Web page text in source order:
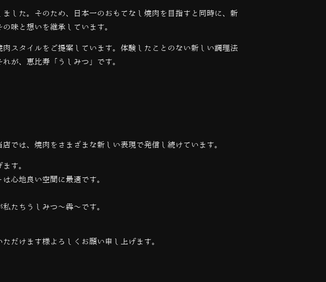
した。そのため、日本一のおもてなし焼肉を目指すと同時に、新
味と想いを継承しています。
スタイルをご提案しています。体験したことのない新しい調理法
が、恵比寿「うしみつ」です。
では、 焼肉をさまざまな新しい表現で発信し続けています。
す。
心地良い空間に最適です。
たちうしみつ～犇～です。
だけます様よろしくお願い申し上げます。